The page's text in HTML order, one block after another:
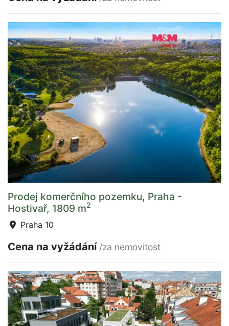
Prodej komerčního pozemku, Praha -
Hostivař, 1809 m2
Praha 10
Cena na vyžádání /za nemovitost